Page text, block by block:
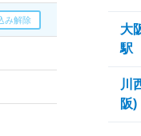
大
駅
川
阪)